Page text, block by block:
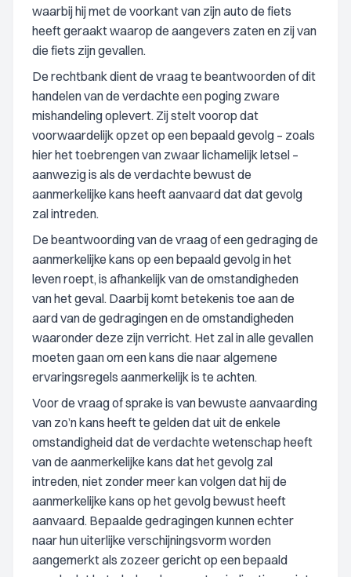
waarbij hij met de voorkant van zijn auto de fiets
heeft geraakt waarop de aangevers zaten en zij van
die fiets zijn gevallen.
De rechtbank dient de vraag te beantwoorden of dit
handelen van de verdachte een poging zware
mishandeling oplevert. Zij stelt voorop dat
voorwaardelijk opzet op een bepaald gevolg – zoals
hier het toebrengen van zwaar lichamelijk letsel –
aanwezig is als de verdachte bewust de
aanmerkelijke kans heeft aanvaard dat dat gevolg
zal intreden.
De beantwoording van de vraag of een gedraging de
aanmerkelijke kans op een bepaald gevolg in het
leven roept, is afhankelijk van de omstandigheden
van het geval. Daarbij komt betekenis toe aan de
aard van de gedragingen en de omstandigheden
waaronder deze zijn verricht. Het zal in alle gevallen
moeten gaan om een kans die naar algemene
ervaringsregels aanmerkelijk is te achten.
Voor de vraag of sprake is van bewuste aanvaarding
van zo’n kans heeft te gelden dat uit de enkele
omstandigheid dat de verdachte wetenschap heeft
van de aanmerkelijke kans dat het gevolg zal
intreden, niet zonder meer kan volgen dat hij de
aanmerkelijke kans op het gevolg bewust heeft
aanvaard. Bepaalde gedragingen kunnen echter
naar hun uiterlijke verschijningsvorm worden
aangemerkt als zozeer gericht op een bepaald